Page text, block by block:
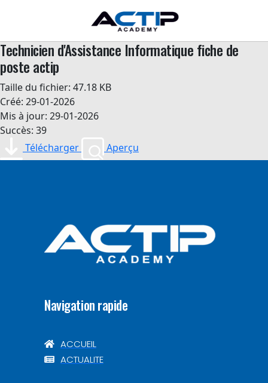
Technicien d'Assistance Informatique fiche de
poste actip
Taille du fichier: 47.18 KB
Créé: 29-01-2026
Mis à jour: 29-01-2026
Succès: 39
Télécharger
Aperçu
Navigation rapide
ACCUEIL
ACTUALITE